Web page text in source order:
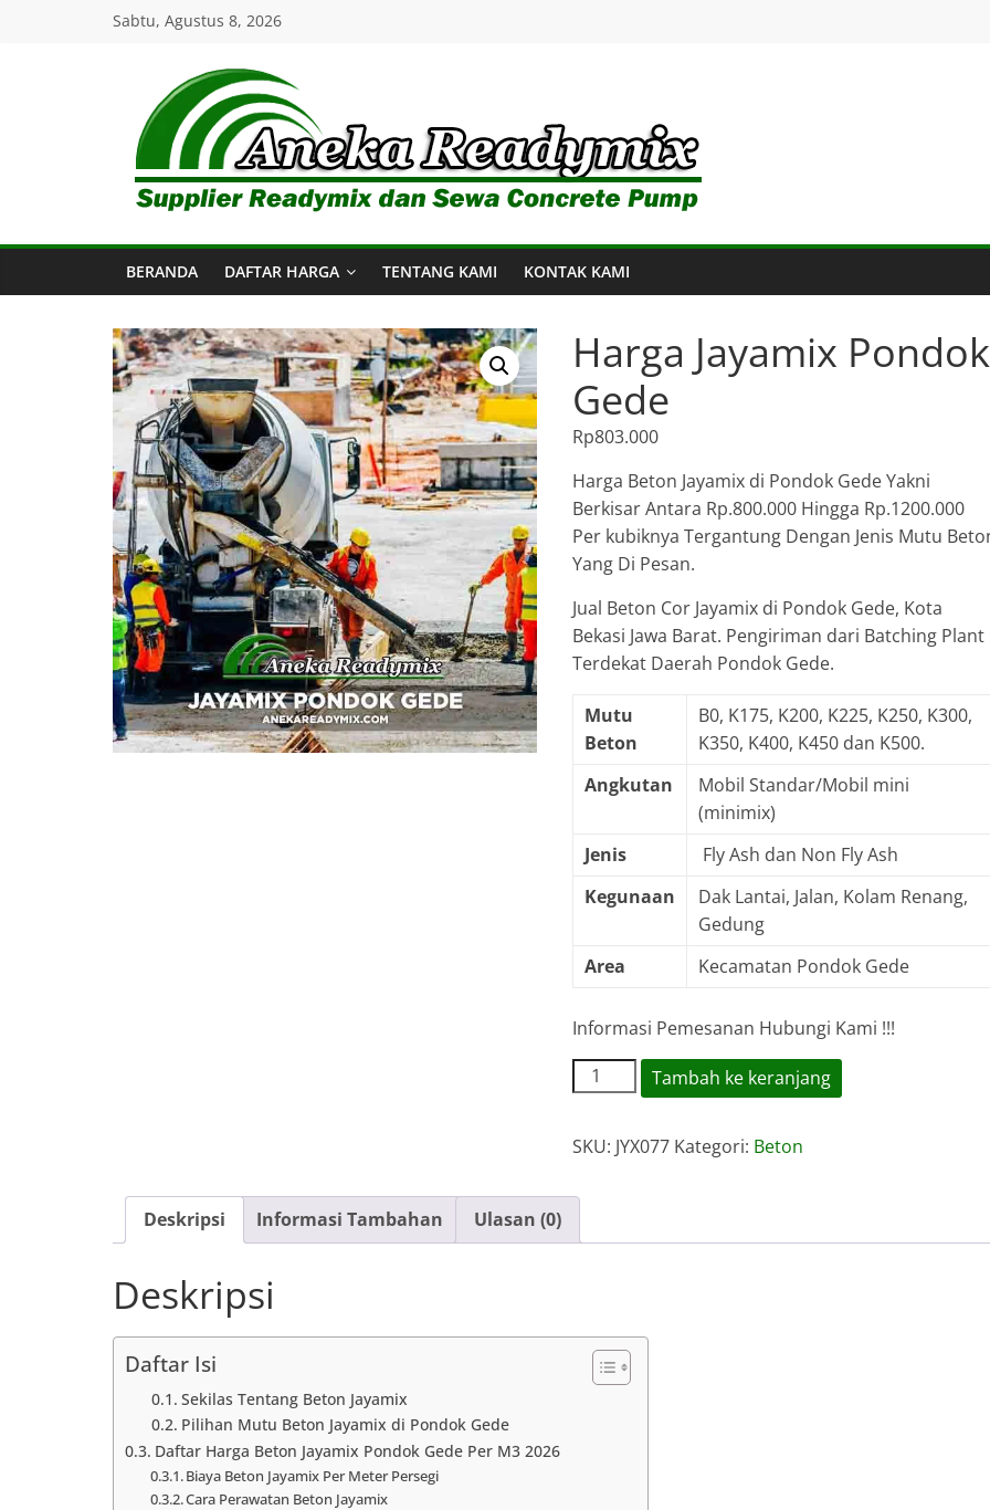
Sabtu, Agustus 8, 2026
Aneka
Readymix
Pusat
Penjualan
Online
Aneka
Beton
Ready
mix
di
Indonesia
BERANDA DAFTAR HARGA TENTANG KAMI KONTAK KAMI
Harga Jayamix Pondok
Gede
Rp803.000
Harga Beton Jayamix di Pondok Gede Yakni
Berkisar Antara Rp.800.000 Hingga Rp.1200.000
Per kubiknya Tergantung Dengan Jenis Mutu
Yang Di Pesan.
Jual Beton Cor Jayamix di Pondok Gede, Kota
Bekasi Jawa Barat. Pengiriman dari Batching Plant
Terdekat Daerah Pondok Gede.
Mutu
Beton
B0, K175, K200, K225, K250, K300,
K350, K400, K450 dan K500.
Angkutan
Mobil Standar/Mobil mini
(minimix)
Jenis
Fly Ash dan Non Fly Ash
Kegunaan
Dak Lantai, Jalan, Kolam Renang,
Gedung
Area
Kecamatan Pondok Gede
Informasi Pemesanan Hubungi Kami !!!
Kuantitas
Harga
Pondok
Tambah ke keranjang
SKU: JYX077 Kategori: Beton
Deskripsi Informasi Tambahan Ulasan (0)
Deskripsi
Daftar Isi
Sekilas Tentang Beton Jayamix
Pilihan Mutu Beton Jayamix di Pondok Gede
Daftar Harga Beton Jayamix Pondok Gede Per M3 2026
Biaya Beton Jayamix Per Meter Persegi
Cara Perawatan Beton Jayamix